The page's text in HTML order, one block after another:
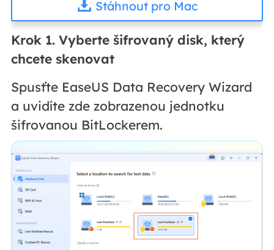
Stáhnout pro Mac
Krok 1. Vyberte šifrovaný disk, který
chcete skenovat
Spusťte EaseUS Data Recovery Wizard
a uvidíte zde zobrazenou jednotku
šifrovanou BitLockerem.